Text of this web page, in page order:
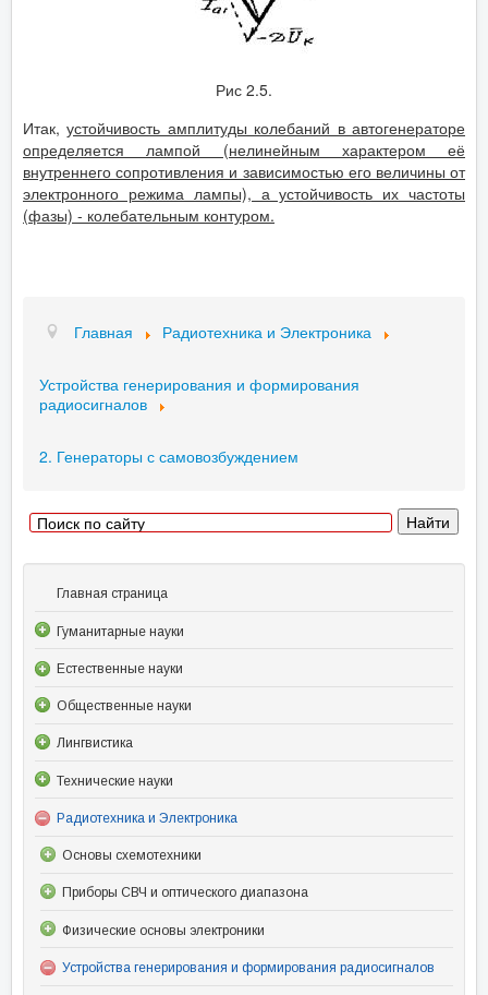
Рис 2.5.
Итак,устойчивость амплитуды колебаний в автогенераторе
определяется лампой (нелинейным характером её
внутреннего сопротивления и зависимостью его величины от
электронного режима лампы), а устойчивость их частоты
(фазы) - колебательным контуром.
Главная Радиотехника и Электроника
Устройства генерирования и формирования
радиосигналов
2. Генераторы с самовозбуждением
Главная страница
Гуманитарные науки
Естественные науки
Общественные науки
Лингвистика
Технические науки
Радиотехника и Электроника
Основы схемотехники
Приборы СВЧ и оптического диапазона
Физические основы электроники
Устройства генерирования и формирования радиосигналов